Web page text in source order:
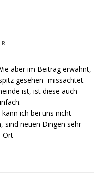
aber im Beitrag erwähnt,
gesehen- missachtet.
ist, ist diese auch
kann ich bei uns nicht
sind neuen Dingen sehr
Ort